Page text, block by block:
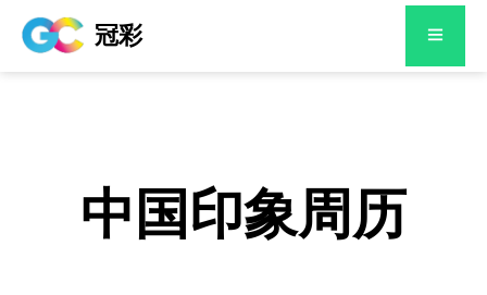
冠彩
中国印象周历